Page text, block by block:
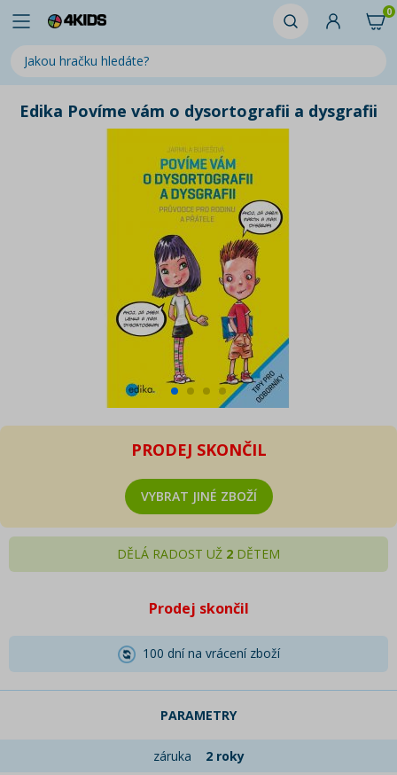
0
Edika Povíme vám o dysortografii a dysgrafii
PRODEJ SKONČIL
VYBRAT JINÉ ZBOŽÍ
DĚLÁ RADOST UŽ 2 DĚTEM
Prodej skončil
100 dní na vrácení zboží
PARAMETRY
záruka
2 roky